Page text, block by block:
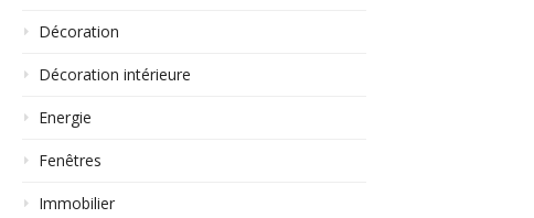
Décoration
Décoration intérieure
Energie
Fenêtres
Immobilier